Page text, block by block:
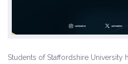
Students of Staffordshire University